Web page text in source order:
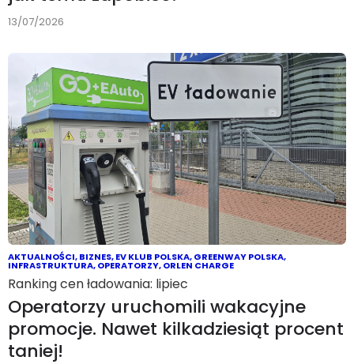
13/07/2026
AKTUALNOŚCI,BIZNES,EV KLUB POLSKA,GREENWAY POLSKA,
INFRASTRUKTURA,OPERATORZY,ORLEN CHARGE
Ranking cen ładowania: lipiec
Operatorzy uruchomili wakacyjne
promocje. Nawet kilkadziesiąt procent
taniej!